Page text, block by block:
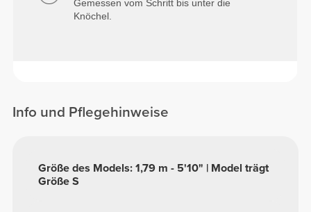
Gemessen vom Schritt bis unter die
Knöchel.
Info und Pflegehinweise
Größe des Models: 1,79 m - 5'10" | Model trägt
Größe S